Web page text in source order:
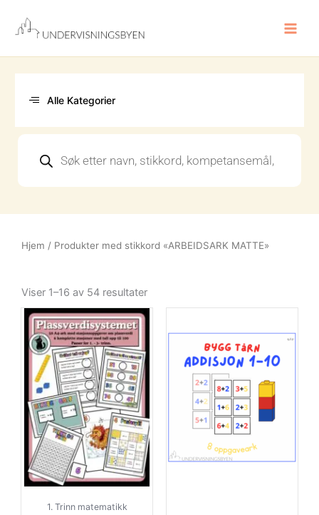
innholdet
Alle Kategorier
search
Hjem / Produkter med stikkord «ARBEIDSARK MATTE»
Viser 1–16 av 54 resultateretter
1. Trinn matematikk